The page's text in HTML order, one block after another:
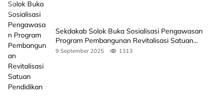
Sekdakab Solok Buka Sosialisasi Pengawasan
Program Pembangunan Revitalisasi Satuan
Pendidikan
9 September 2025 1313